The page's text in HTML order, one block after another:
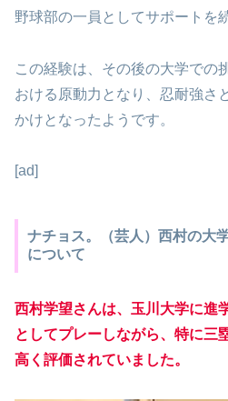
野球部の一員としてサポートを
この経験は、その後の大学での
おける原動力となり、忍耐強さ
かけとなったようです。
[ad]
ナチョス。（芸人）西村の大
について
西村学望さんは、玉川大学に進
としてプレーしながら、特に三
高く評価されていました。